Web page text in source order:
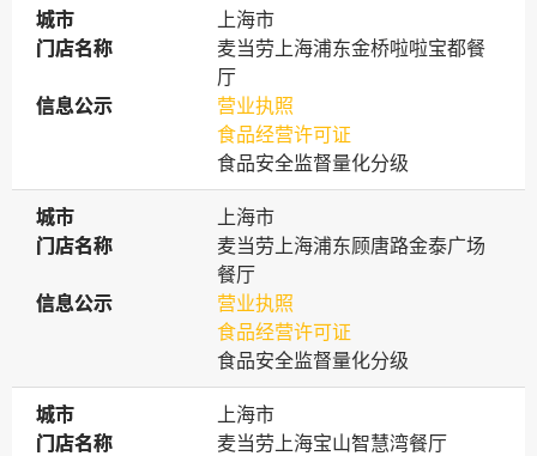
城市
城市
上海市
门店名称
门店名称
麦当劳上海浦东金桥啦啦宝都餐
厅
信息公示
信息公示
营业执照
食品经营许可证
食品安全监督量化分级
城市
城市
上海市
门店名称
门店名称
麦当劳上海浦东顾唐路金泰广场
餐厅
信息公示
信息公示
营业执照
食品经营许可证
食品安全监督量化分级
城市
城市
上海市
门店名称
门店名称
麦当劳上海宝山智慧湾餐厅